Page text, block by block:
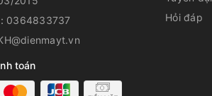
nhau: nam châm neodymium và mô
suất vượt trội
Inverter - Bộ PCB biến tần hoạt động
nhàng tăng hoặc giảm công suất. Nó
0364833737
toán
Hỏi đáp